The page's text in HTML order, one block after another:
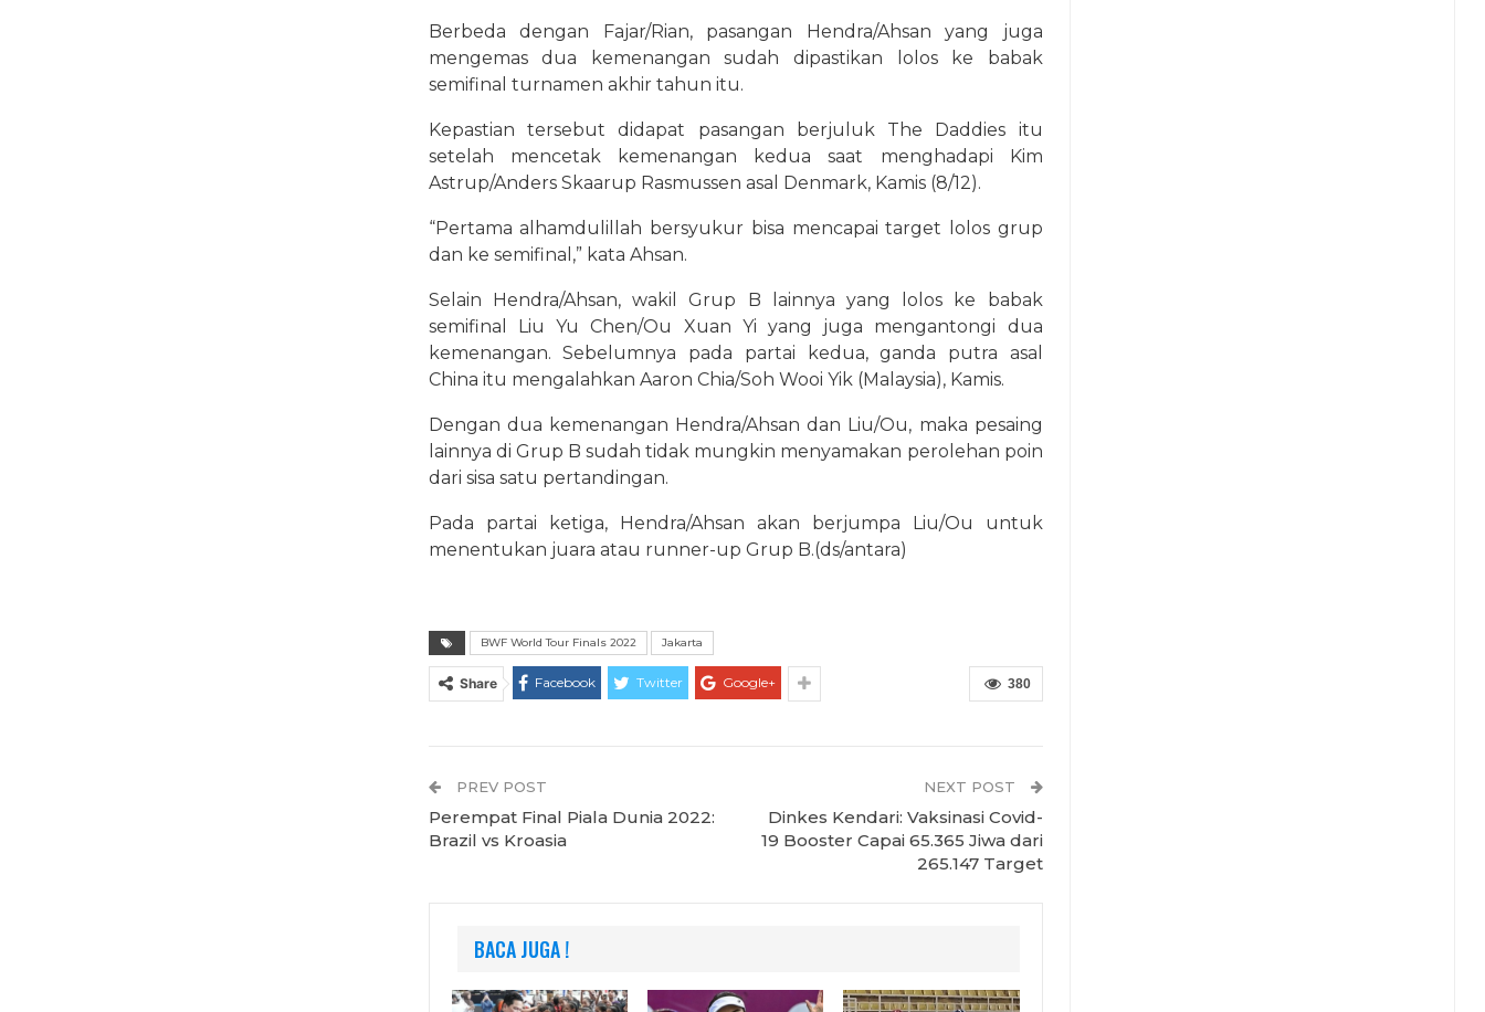
Berbeda dengan Fajar/Rian, pasangan Hendra/Ahsan yang juga
mengemas dua kemenangan sudah dipastikan lolos ke babak
semifinal turnamen akhir tahun itu.
Kepastian tersebut didapat pasangan berjuluk The Daddies itu
setelah mencetak kemenangan kedua saat menghadapi Kim
Astrup/Anders Skaarup Rasmussen asal Denmark, Kamis (8/12).
“Pertama alhamdulillah bersyukur bisa mencapai target lolos grup
dan ke semifinal,” kata Ahsan.
Selain Hendra/Ahsan, wakil Grup B lainnya yang lolos ke babak
semifinal Liu Yu Chen/Ou Xuan Yi yang juga mengantongi dua
kemenangan. Sebelumnya pada partai kedua, ganda putra asal
China itu mengalahkan Aaron Chia/Soh Wooi Yik (Malaysia), Kamis.
Dengan dua kemenangan Hendra/Ahsan dan Liu/Ou, maka pesaing
lainnya di Grup B sudah tidak mungkin menyamakan perolehan poin
dari sisa satu pertandingan.
Pada partai ketiga, Hendra/Ahsan akan berjumpa Liu/Ou untuk
menentukan juara atau runner-up Grup B.(ds/antara)
BWF World Tour Finals 2022 Jakarta
380
Share Facebook Twitter Google+
PREV POST
Perempat Final Piala Dunia 2022:
Brazil vs Kroasia
NEXT POST
Dinkes Kendari: Vaksinasi Covid-
19 Booster Capai 65.365 Jiwa dari
265.147 Target
BACA JUGA !